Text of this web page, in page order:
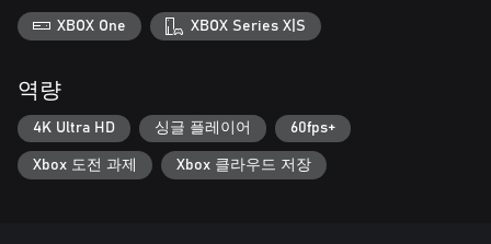
XBOX One XBOX Series X|S
역량
4K Ultra HD 싱글 플레이어 60fps+
Xbox 도전 과제 Xbox 클라우드 저장